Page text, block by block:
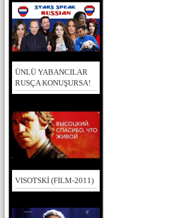
ÜNLÜ YABANCILAR
RUSÇA KONUŞURSA!
VISOTSKİ (FILM-2011)